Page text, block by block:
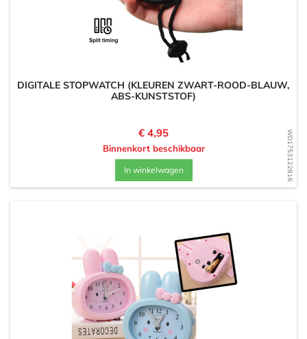
WD1753122816
DIGITALE STOPWATCH (KLEUREN ZWART-ROOD-BLAUW,
ABS-KUNSTSTOF)
Prijs
€ 4,95
Binnenkort beschikbaar
In winkelwagen